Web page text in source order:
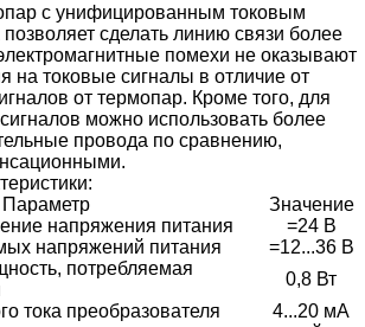
с унифицированным токовым
сделать линию связи более
помехи не оказывают
на токовые сигналы в отличие от
от термопар. Кроме того, для
можно использовать более
провода по сравнению,
Параметр
Значение
напряжения питания
=24 В
напряжений питания
=12...36 В
потребляемая
0,8 Вт
тока преобразователя
4...20 мА